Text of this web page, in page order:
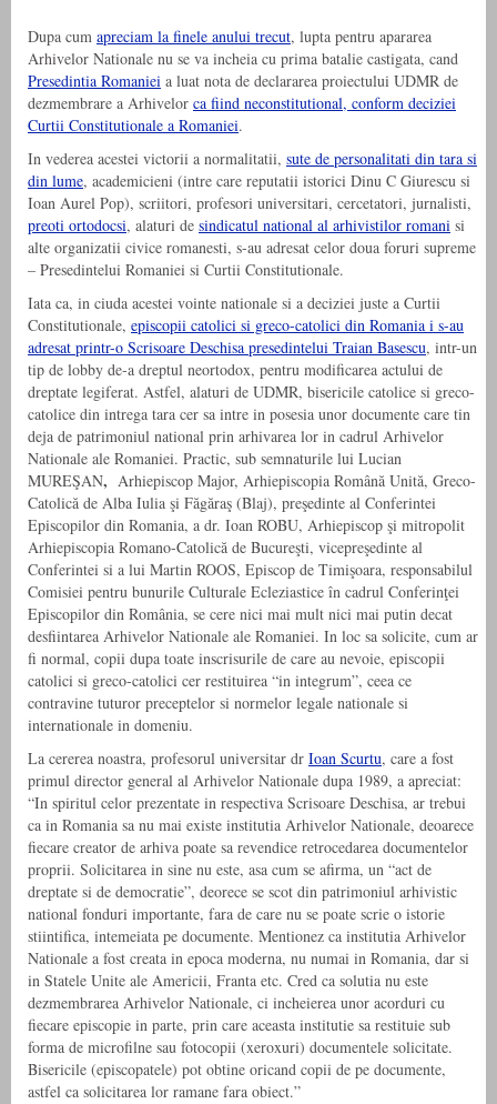
Dupa cum apreciam la finele anului trecut, lupta pentru apararea
Arhivelor Nationale nu se va incheia cu prima batalie castigata, cand
Presedintia Romaniei a luat nota de declararea proiectului UDMR de
dezmembrare a Arhivelor ca fiind neconstitutional, conform deciziei
Curtii Constitutionale a Romaniei.
In vederea acestei victorii a normalitatii, sute de personalitati din tara si
din lume, academicieni (intre care reputatii istorici Dinu C Giurescu si
Ioan Aurel Pop), scriitori, profesori universitari, cercetatori, jurnalisti,
preoti ortodocsi, alaturi de sindicatul national al arhivistilor romani si
alte organizatii civice romanesti, s-au adresat celor doua foruri supreme
– Presedintelui Romaniei si Curtii Constitutionale.
Iata ca, in ciuda acestei vointe nationale si a deciziei juste a Curtii
Constitutionale, episcopii catolici si greco-catolici din Romania i s-au
adresat printr-o Scrisoare Deschisa presedintelui Traian Basescu, intr-un
tip de lobby de-a dreptul neortodox, pentru modificarea actului de
dreptate legiferat. Astfel, alaturi de UDMR, bisericile catolice si greco-
catolice din intrega tara cer sa intre in posesia unor documente care tin
deja de patrimoniul national prin arhivarea lor in cadrul Arhivelor
Nationale ale Romaniei. Practic, sub semnaturile lui Lucian
MUREŞAN, Arhiepiscop Major, Arhiepiscopia Română Unită, Greco-
Catolică de Alba Iulia şi Făgăraş (Blaj), preşedinte al Conferintei
Episcopilor din Romania, a dr. Ioan ROBU, Arhiepiscop şi mitropolit
Arhiepiscopia Romano-Catolică de Bucureşti, vicepreşedinte al
Conferintei si a lui Martin ROOS, Episcop de Timişoara, responsabilul
Comisiei pentru bunurile Culturale Ecleziastice în cadrul Conferinţei
Episcopilor din România, se cere nici mai mult nici mai putin decat
desfiintarea Arhivelor Nationale ale Romaniei. In loc sa solicite, cum ar
fi normal, copii dupa toate inscrisurile de care au nevoie, episcopii
catolici si greco-catolici cer restituirea “in integrum”, ceea ce
contravine tuturor preceptelor si normelor legale nationale si
internationale in domeniu.
La cererea noastra, profesorul universitar dr Ioan Scurtu, care a fost
primul director general al Arhivelor Nationale dupa 1989, a apreciat:
“In spiritul celor prezentate in respectiva Scrisoare Deschisa, ar trebui
ca in Romania sa nu mai existe institutia Arhivelor Nationale, deoarece
fiecare creator de arhiva poate sa revendice retrocedarea documentelor
proprii. Solicitarea in sine nu este, asa cum se afirma, un “act de
dreptate si de democratie”, deorece se scot din patrimoniul arhivistic
national fonduri importante, fara de care nu se poate scrie o istorie
stiintifica, intemeiata pe documente. Mentionez ca institutia Arhivelor
Nationale a fost creata in epoca moderna, nu numai in Romania, dar si
in Statele Unite ale Americii, Franta etc. Cred ca solutia nu este
dezmembrarea Arhivelor Nationale, ci incheierea unor acorduri cu
fiecare episcopie in parte, prin care aceasta institutie sa restituie sub
forma de microfilne sau fotocopii (xeroxuri) documentele solicitate.
Bisericile (episcopatele) pot obtine oricand copii de pe documente,
astfel ca solicitarea lor ramane fara obiect.”